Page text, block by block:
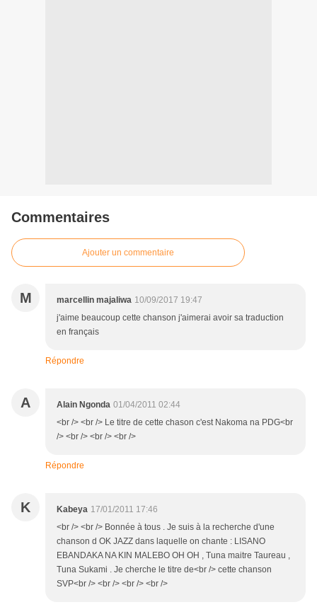
Commentaires
Ajouter un commentaire
M marcellin majaliwa 10/09/2017 19:47
j'aime beaucoup cette chanson j'aimerai avoir sa traduction
en français
Répondre
A Alain Ngonda 01/04/2011 02:44
<br /> <br /> Le titre de cette chason c'est Nakoma na PDG<br
/> <br /> <br /> <br />
Répondre
K Kabeya 17/01/2011 17:46
<br /> <br /> Bonnée à tous . Je suis à la recherche d'une
chanson d OK JAZZ dans laquelle on chante : LISANO
EBANDAKA NA KIN MALEBO OH OH , Tuna maitre Taureau ,
Tuna Sukami . Je cherche le titre de<br /> cette chanson
SVP<br /> <br /> <br /> <br />